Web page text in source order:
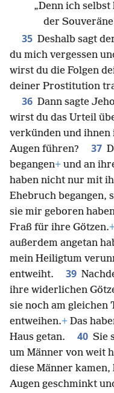
und dir dann
„Denn ich
der
35 Deshalb sagt
du mich vergessen
wirst du die Folgen
deiner Prostitution
36 Dann sagte
wirst du das Urteil
verkünden und ihnen
Augen führen? 37
begangen+und an
haben nicht nur mit
Ehebruch begangen,
sie mir geboren
Fraß für ihre Götzen.
außerdem angetan
mein Heiligtum
entweiht. 39
ihre widerlichen
sie noch am gleichen
entweihen.+
Das
Haus getan. 40 Sie
um Männer von weit
diese Männer kamen,